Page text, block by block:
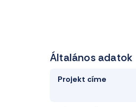
Általános adatok
Projekt címe